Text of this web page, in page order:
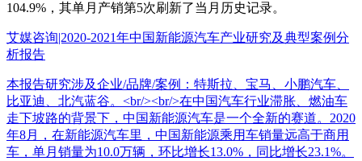
104.9%，其单月产销第5次刷新了当月历史记录。
艾媒咨询|2020-2021年中国新能源汽车产业研究及典型案例分
析报告
本报告研究涉及企业/品牌/案例：特斯拉、宝马、小鹏汽车、
比亚迪、北汽蓝谷。<br/><br/>在中国汽车行业滞胀、燃油车
走下坡路的背景下，中国新能源汽车是一个全新的赛道。2020
年8月，在新能源汽车里，中国新能源乘用车销量远高于商用
车，单月销量为10.0万辆，环比增长13.0%，同比增长23.1%。